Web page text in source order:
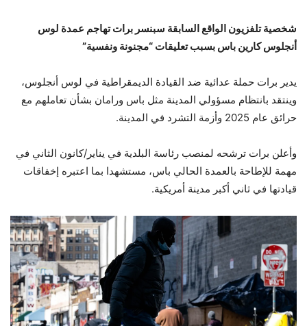
شخصية تلفزيون الواقع السابقة سبنسر برات تهاجم عمدة لوس
أنجلوس كارين باس بسبب تعليقات “مجنونة ونفسية”
يدير برات حملة عدائية ضد القيادة الديمقراطية في لوس أنجلوس،
وينتقد بانتظام مسؤولي المدينة مثل باس ورامان بشأن تعاملهم مع
حرائق عام 2025 وأزمة التشرد في المدينة.
وأعلن برات ترشحه لمنصب رئاسة البلدية في يناير/كانون الثاني في
مهمة للإطاحة بالعمدة الحالي باس، مستشهدا بما اعتبره إخفاقات
قيادتها في ثاني أكبر مدينة أمريكية.